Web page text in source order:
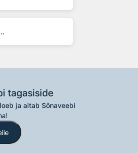
tagasiside
ja aitab Sõnaveebi